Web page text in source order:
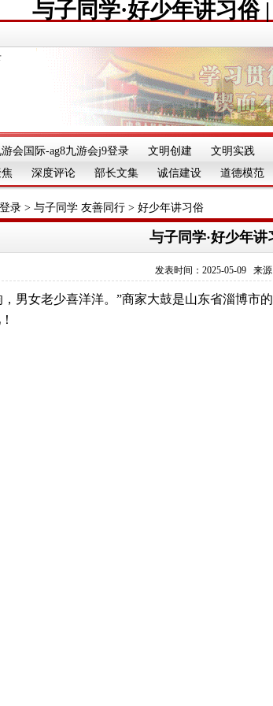
与子同学·好少年讲习俗
游会国际-ag8九游会j9登录 文明创建 文明实践
深度评论 部长文集 诚信建设 道德模范
录 > 与子同学 友善同行 > 好少年讲习俗
与子同学·好少年
发表时间：2025-05-09
男女老少喜洋洋。”商家大鼓是山东省淄博市